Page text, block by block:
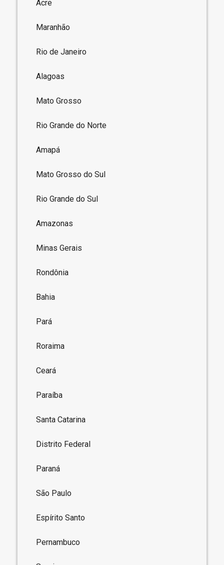
Acre
Maranhão
Rio de Janeiro
Alagoas
Mato Grosso
Rio Grande do Norte
Amapá
Mato Grosso do Sul
Rio Grande do Sul
Amazonas
Minas Gerais
Rondônia
Bahia
Pará
Roraima
Ceará
Paraíba
Santa Catarina
Distrito Federal
Paraná
São Paulo
Espírito Santo
Pernambuco